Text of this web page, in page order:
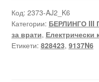
Код: 2373-AJ2_K6
Категории: БЕРЛИНГО III
за врати, Електрически
Етикети: 828423, 9137N6